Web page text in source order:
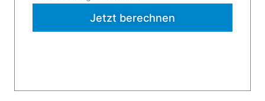
Jetzt berechnen